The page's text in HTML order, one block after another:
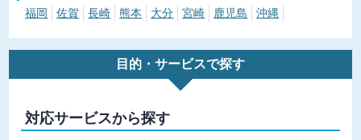
目的・サービスで探す
対応サービスから探す
福岡
佐賀 長崎 熊本 大分 宮崎 鹿児島 沖縄